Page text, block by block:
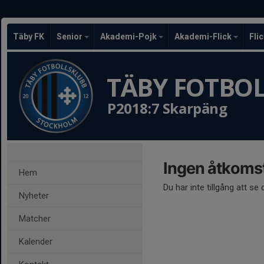
Täby FK Senior Akademi-Pojk Akademi-Flick
TÄBY
P2018:7 Skarpäng
Hem
Nyheter
Matcher
Kalender
Ingen
Du har inte tillgång att se